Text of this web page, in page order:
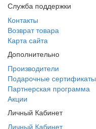
Служба поддержки
Контакты
Возврат товара
Карта сайта
Дополнительно
Производители
Подарочные сертификаты
Партнерская программа
Акции
Личный Кабинет
Личный Кабинет